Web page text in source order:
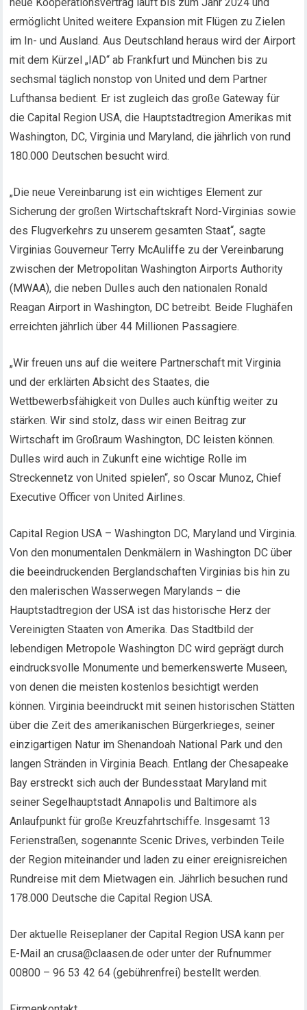
ermöglicht United weitere Expansion mit Flügen zu Zielen
im In- und Ausland. Aus Deutschland heraus wird der Airport
mit dem Kürzel „IAD“ ab Frankfurt und München bis zu
sechsmal täglich nonstop von United und dem Partner
Lufthansa bedient. Er ist zugleich das große Gateway für
die Capital Region USA, die Hauptstadtregion Amerikas mit
Washington, DC, Virginia und Maryland, die jährlich von rund
180.000 Deutschen besucht wird.
„Die neue Vereinbarung ist ein wichtiges Element zur
Sicherung der großen Wirtschaftskraft Nord-Virginias sowie
des Flugverkehrs zu unserem gesamten Staat“, sagte
Virginias Gouverneur Terry McAuliffe zu der Vereinbarung
zwischen der Metropolitan Washington Airports Authority
(MWAA), die neben Dulles auch den nationalen Ronald
Reagan Airport in Washington, DC betreibt. Beide Flughäfen
erreichten jährlich über 44 Millionen Passagiere.
„Wir freuen uns auf die weitere Partnerschaft mit Virginia
und der erklärten Absicht des Staates, die
Wettbewerbsfähigkeit von Dulles auch künftig weiter zu
stärken. Wir sind stolz, dass wir einen Beitrag zur
Wirtschaft im Großraum Washington, DC leisten können.
Dulles wird auch in Zukunft eine wichtige Rolle im
Streckennetz von United spielen“, so Oscar Munoz, Chief
Executive Officer von United Airlines.
Capital Region USA – Washington DC, Maryland und Virginia.
Von den monumentalen Denkmälern in Washington DC über
die beeindruckenden Berglandschaften Virginias bis hin zu
den malerischen Wasserwegen Marylands – die
Hauptstadtregion der USA ist das historische Herz der
Vereinigten Staaten von Amerika. Das Stadtbild der
lebendigen Metropole Washington DC wird geprägt durch
eindrucksvolle Monumente und bemerkenswerte Museen,
von denen die meisten kostenlos besichtigt werden
können. Virginia beeindruckt mit seinen historischen Stätten
über die Zeit des amerikanischen Bürgerkrieges, seiner
einzigartigen Natur im Shenandoah National Park und den
langen Stränden in Virginia Beach. Entlang der Chesapeake
Bay erstreckt sich auch der Bundesstaat Maryland mit
seiner Segelhauptstadt Annapolis und Baltimore als
Anlaufpunkt für große Kreuzfahrtschiffe. Insgesamt 13
Ferienstraßen, sogenannte Scenic Drives, verbinden Teile
der Region miteinander und laden zu einer ereignisreichen
Rundreise mit dem Mietwagen ein. Jährlich besuchen rund
178.000 Deutsche die Capital Region USA.
Der aktuelle Reiseplaner der Capital Region USA kann per
E-Mail an crusa@claasen.de oder unter der Rufnummer
00800 – 96 53 42 64 (gebührenfrei) bestellt werden.